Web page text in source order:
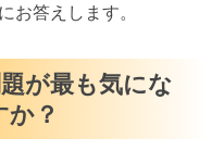
お答えします。
が最も気にな
？